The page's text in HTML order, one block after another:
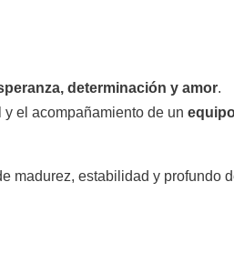
determinación y amor.
el acompañamiento de un
madurez, estabilidad y profundo